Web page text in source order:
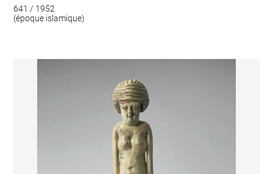
641 / 1952
(époque islamique)